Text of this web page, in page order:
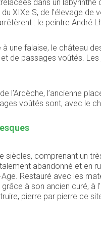
dans un labyrinthe
XIXe S, de l’élevage
: le peintre André
une falaise, le château
de passages voûtés.
l’Ardèche, l’ancienne
voûtés sont, avec le
siècles, comprenant un
abandonné et en
Restauré avec les
à son ancien curé,
pierre par pierre ce